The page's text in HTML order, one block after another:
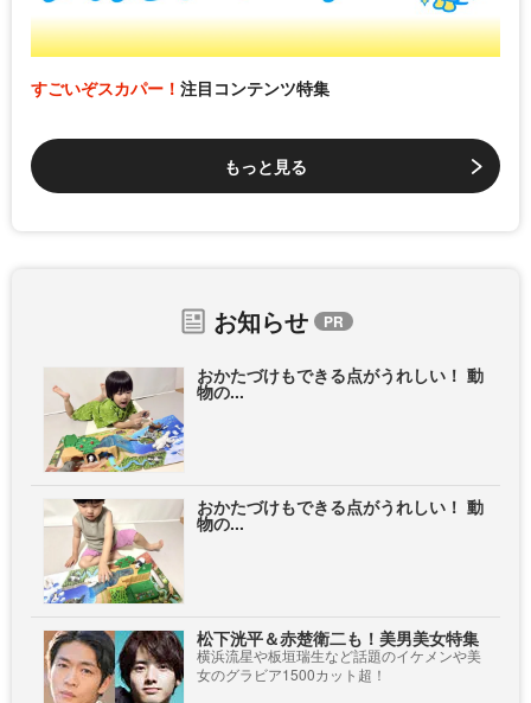
すごいぞスカパー！ 注目コンテンツ特集
もっと見る
お知らせ
おかたづけもできる点がうれしい！ 動
物の...
おかたづけもできる点がうれしい！ 動
物の...
松下洸平＆赤楚衛二も！美男美女特集
横浜流星や板垣瑞生など話題のイケメンや美
女のグラビア1500カット超！